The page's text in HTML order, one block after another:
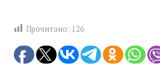
Прочитано: 126